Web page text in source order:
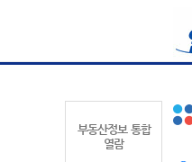
부동산정보 통합
열람